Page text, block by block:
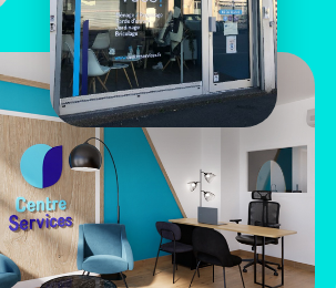
360 cours de la Somme
33800 Bordeaux